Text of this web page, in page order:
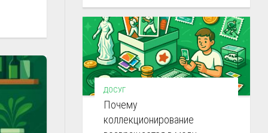
ДОСУГ
Почему
коллекционирование